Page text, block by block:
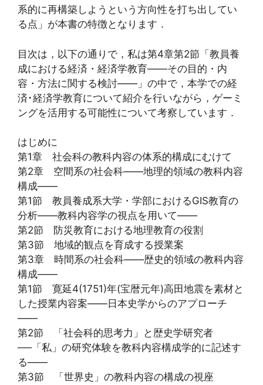
系的に再構築しようという方向性を打ち出してい
る点」が本書の特徴となります．
目次は，以下の通りで，私は第4章第2節「教員養
成における経済・経済学教育――その目的・内
容・方法に関する検討――」の中で，本学での経
済･経済学教育について紹介を行いながら，ゲーミ
ングを活用する可能性について考察しています．
はじめに
第1章 社会科の教科内容の体系的構成にむけて
第2章 空間系の社会科――地理的領域の教科内容
構成――
第1節 教員養成系大学・学部におけるGIS教育の
分析――教科内容学の視点を用いて――
第2節 防災教育における地理教育の役割
第3節 地域的観点を育成する授業案
第3章 時間系の社会科――歴史的領域の教科内容
構成――
第1節 寛延4(1751)年(宝暦元年)高田地震を素材と
した授業内容案――日本史学からのアプローチ
――
第2節 「社会科的思考力」と歴史学研究者
──「私」の研究体験を教科内容構成学的に記述す
る――
第3節 「世界史」の教科内容の構成の視座